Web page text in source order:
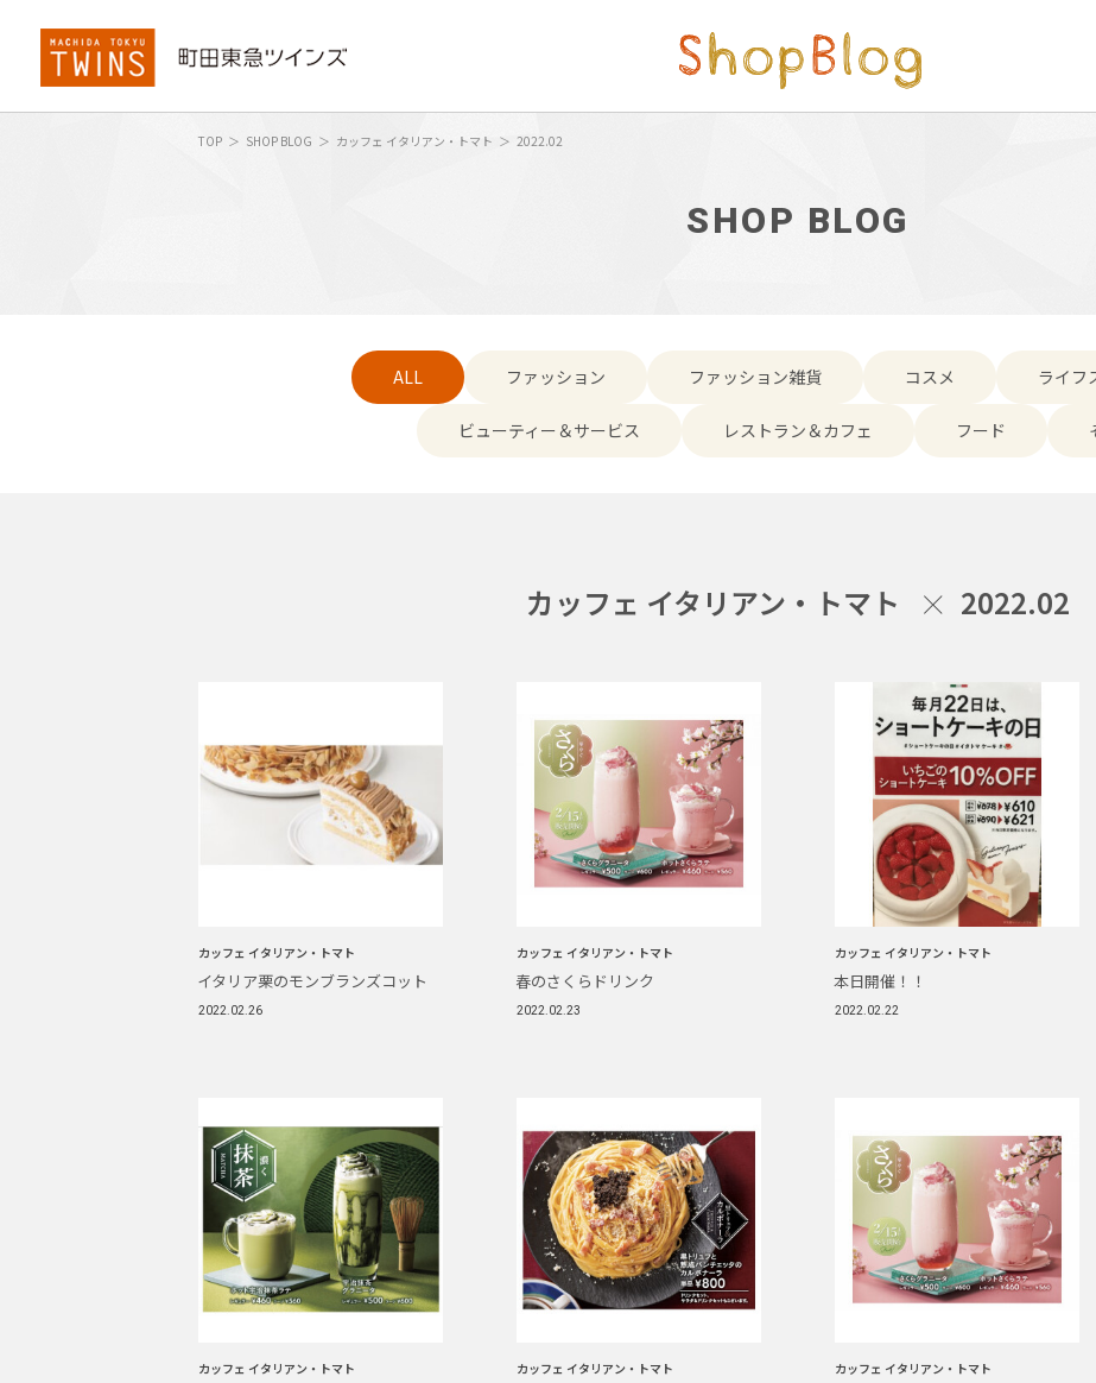
TOP SHOP BLOG カッフェ イタリアン・トマト 2022.02
SHOP BLOG
ALL ファッション ファッション雑貨 コスメ ライフ
ビューティー＆サービス レストラン＆カフェ フード
カッフェ イタリアン・トマト 2022.02
カッフェ イタリアン・トマト
イタリア栗のモンブランズコット
2022.02.26
カッフェ イタリアン・トマト
春のさくらドリンク
2022.02.23
カッフェ イタリアン・トマト
本日開催！！
2022.02.22
カッフェ イタリアン・トマト カッフェ イタリアン・トマト カッフェ イタリアン・トマト